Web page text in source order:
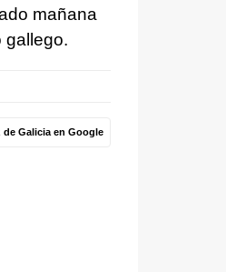
mañana
gallego.
de Galicia en Google